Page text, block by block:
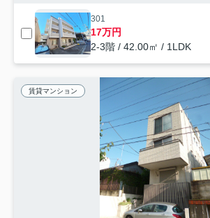
301
17万円
2-3階 / 42.00㎡ / 1LDK
賃貸マンション